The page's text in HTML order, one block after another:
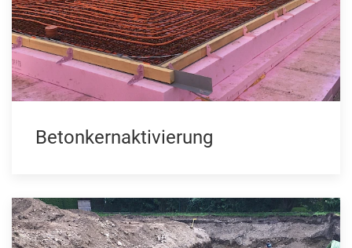
Betonkernaktivierung